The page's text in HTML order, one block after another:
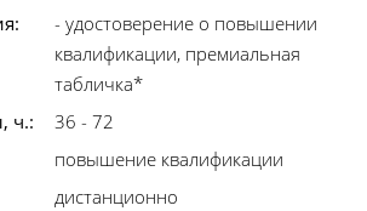
- удостоверение о повышении
квалификации, премиальная
табличка*
ч.:
36 - 72
повышение квалификации
дистанционно